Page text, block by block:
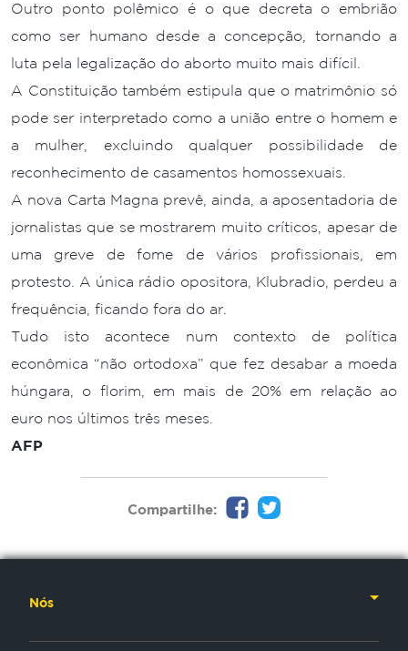
Outro ponto polêmico é o que decreta o embrião
como ser humano desde a concepção, tornando a
luta pela legalização do aborto muito mais difícil.
A Constituição também estipula que o matrimônio só
pode ser interpretado como a união entre o homem e
a mulher, excluindo qualquer possibilidade de
reconhecimento de casamentos homossexuais.
A nova Carta Magna prevê, ainda, a aposentadoria de
jornalistas que se mostrarem muito críticos, apesar de
uma greve de fome de vários profissionais, em
protesto. A única rádio opositora, Klubradio, perdeu a
frequência, ficando fora do ar.
Tudo isto acontece num contexto de política
econômica “não ortodoxa” que fez desabar a moeda
húngara, o florim, em mais de 20% em relação ao
euro nos últimos três meses.
AFP
Compartilhe:
Nós